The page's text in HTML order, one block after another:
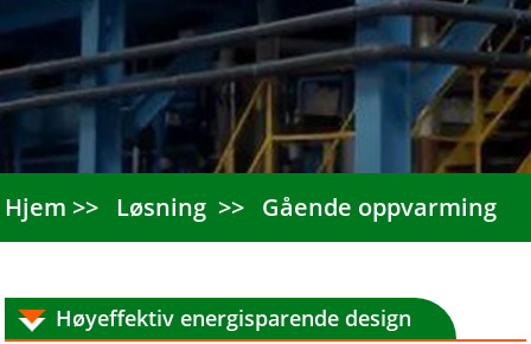
Hjem Løsning Gående oppvarming
Høyeffektiv energisparende design